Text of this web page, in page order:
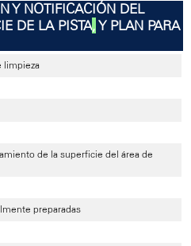
Y NOTIFICACIÓN DEL
DE LA PISTA, Y PLAN PARA
limpieza
de la superficie del área de
preparadas